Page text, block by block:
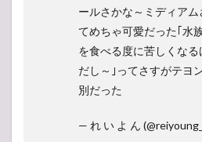
ールさかな～ミディア
てめちゃ可愛だった｢水
を食べる度に苦しくな
だし～｣ってさすがテヨ
別だった
— れ い よ ん